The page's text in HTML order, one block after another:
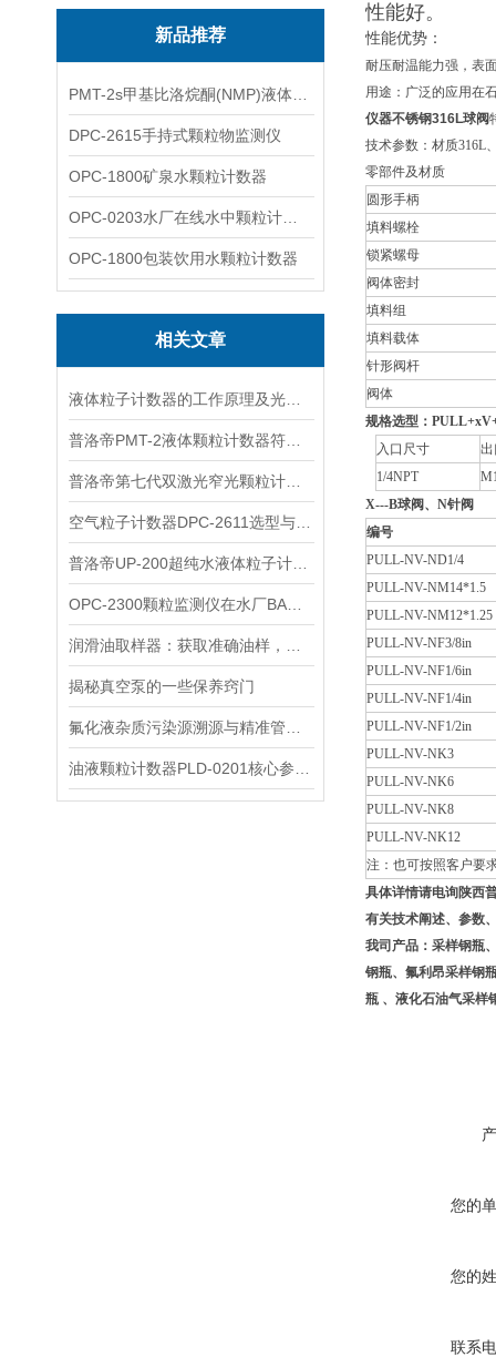
新品推荐
DPC-2615手持式颗粒物监测仪
OPC-1800矿泉水颗粒计数器
OPC-1800包装饮用水颗粒计数器
相关文章
揭秘真空泵的一些保养窍门
性能好。
性能优势：
耐压耐温能力强 ， 表
用途：广泛的应用在
仪器不锈钢316L球阀
技术参数：材质316L
零部件及材质
圆形手柄
填料螺栓
锁紧螺母
阀体密封
填料组
填料载体
针形阀杆
阀体
规格选型：
入口尺寸
1/4NPT
X---B球阀、N针阀
编号
PULL-NV-ND1/4
PULL-NV-NM14*1.5
PULL-NV-NM12*1.25
PULL-NV-NF3/8in
PULL-NV-NF1/6in
PULL-NV-NF1/4in
PULL-NV-NF1/2in
PULL-NV-NK3
PULL-NV-NK6
PULL-NV-NK8
PULL-NV-NK12
注：也可按照客户要
具体详情请电询陕西
有关技术阐述、参数
我司产品：采样钢瓶
钢瓶、氟利昂采样钢
瓶 、液化石油气采样
您的
您的
联系